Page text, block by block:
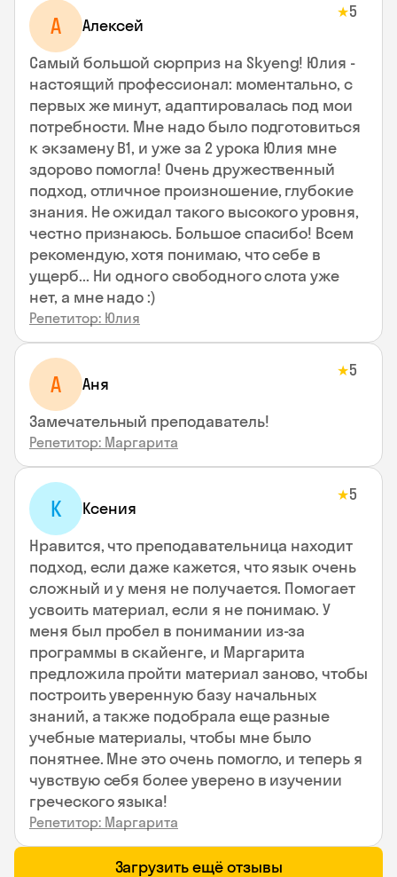
А Алексей
★5
Самый большой сюрприз на Skyeng! Юлия -
настоящий профессионал: моментально, с
первых же минут, адаптировалась под мои
потребности. Мне надо было подготовиться
к экзамену В1, и уже за 2 урока Юлия мне
здорово помогла! Очень дружественный
подход, отличное произношение, глубокие
знания. Не ожидал такого высокого уровня,
честно признаюсь. Большое спасибо! Всем
рекомендую, хотя понимаю, что себе в
ущерб... Ни одного свободного слота уже
нет, а мне надо :)
Репетитор: Юлия
А Аня
★5
Замечательный преподаватель!
Репетитор: Маргарита
К Ксения
★5
Нравится, что преподавательница находит
подход, если даже кажется, что язык очень
сложный и у меня не получается. Помогает
усвоить материал, если я не понимаю. У
меня был пробел в понимании из-за
программы в скайенге, и Маргарита
предложила пройти материал заново, чтобы
построить уверенную базу начальных
знаний, а также подобрала еще разные
учебные материалы, чтобы мне было
понятнее. Мне это очень помогло, и теперь я
чувствую себя более уверено в изучении
греческого языка!
Репетитор: Маргарита
Загрузить ещё отзывы